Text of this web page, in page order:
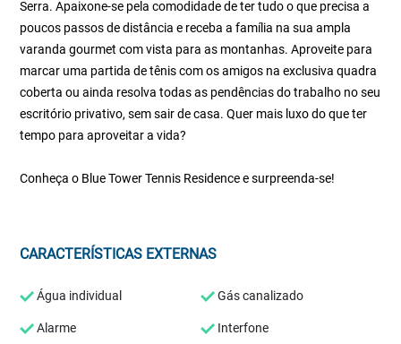
Serra. Apaixone-se pela comodidade de ter tudo o que precisa a
poucos passos de distância e receba a família na sua ampla
varanda gourmet com vista para as montanhas. Aproveite para
marcar uma partida de tênis com os amigos na exclusiva quadra
coberta ou ainda resolva todas as pendências do trabalho no seu
escritório privativo, sem sair de casa. Quer mais luxo do que ter
tempo para aproveitar a vida?
Conheça o Blue Tower Tennis Residence e surpreenda-se!
CARACTERÍSTICAS EXTERNAS
Água individual Gás canalizado
Alarme Interfone